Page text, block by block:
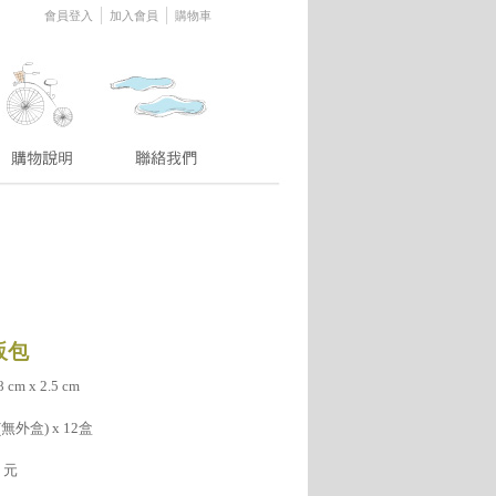
會員登入 加入會員 購物車
包
cm x 2.5 cm
外盒) x 12盒
元